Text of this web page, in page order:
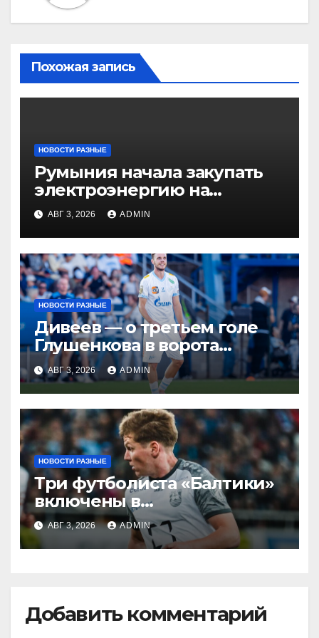
Похожая запись
НОВОСТИ РАЗНЫЕ
Румыния начала закупать
электроэнергию на
Украине из-за дефицита
АВГ 3, 2026 ADMIN
НОВОСТИ РАЗНЫЕ
Дивеев — о третьем голе
Глушенкова в ворота
«Оренбурга»: «Напомнил
Джону Джону, что
наигрывали в такой
ситуации»
АВГ 3, 2026 ADMIN
НОВОСТИ РАЗНЫЕ
Три футболиста «Балтики»
включены в
символическую сборную
2‑го тура РПЛ по версии
подписчиков МАТЧ
АВГ 3, 2026 ADMIN
Добавить комментарий